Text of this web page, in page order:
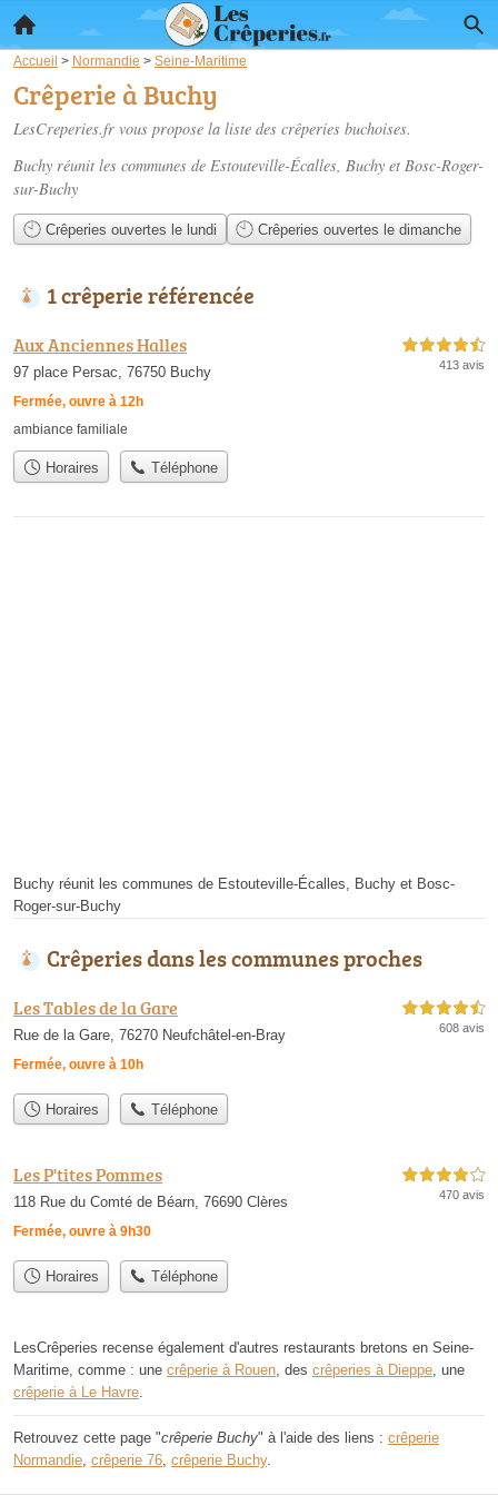
Accueil > Normandie > Seine-Maritime
Crêperie à Buchy
LesCreperies.fr vous propose la liste des crêperies buchoises.
Buchy réunit les communes de Estouteville-Écalles, Buchy et Bosc-Roger-
sur-Buchy
Crêperies ouvertes le lundi Crêperies ouvertes le dimanche
1 crêperie référencée
Aux Anciennes Halles
97 place Persac, 76750 Buchy
Fermée, ouvre à 12h
4,5 étoiles sur 5
413 avis
ambiance familiale
Horaires Téléphone
Buchy réunit les communes de Estouteville-Écalles, Buchy et Bosc-
Roger-sur-Buchy
Crêperies dans les communes proches
Les Tables de la Gare
Rue de la Gare, 76270 Neufchâtel-en-Bray
Fermée, ouvre à 10h
4,5 étoiles sur 5
608 avis
Horaires Téléphone
Les P'tites Pommes
118 Rue du Comté de Béarn, 76690 Clères
Fermée, ouvre à 9h30
4,0 étoiles sur 5
470 avis
Horaires Téléphone
LesCrêperies recense également d'autres restaurants bretons en Seine-
Maritime, comme : une crêperie à Rouen , des crêperies à Dieppe , une
crêperie à Le Havre
Retrouvez cette page "crêperie Buchy" à l'aide des liens : crêperie
Normandie crêperie 76 crêperie Buchy.